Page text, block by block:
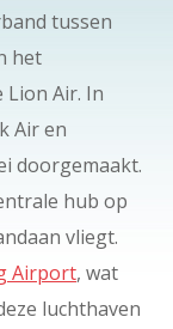
tussen
het
Lion Air. In
Air en
doorgemaakt.
hub op
vliegt.
Airport, wat
luchthaven